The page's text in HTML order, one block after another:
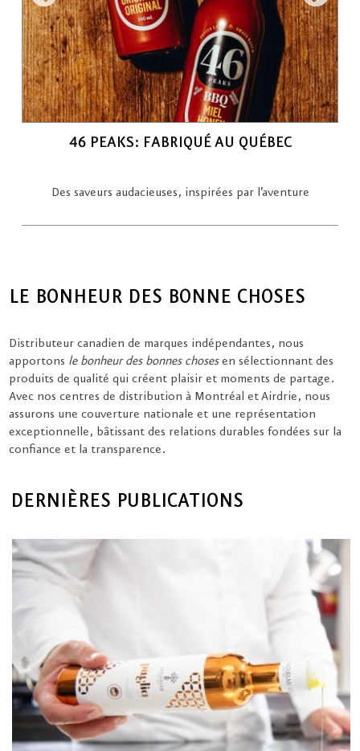
46 PEAKS: FABRIQUÉ AU QUÉBEC
Des saveurs audacieuses, inspirées par l’aventure
LE BONHEUR DES BONNE CHOSES
Distributeur canadien de marques indépendantes, nous
apportons le bonheur des bonnes chosesen sélectionnant des
produits de qualité qui créent plaisir et moments de partage.
Avec nos centres de distribution à Montréal et Airdrie, nous
assurons une couverture nationale et une représentation
exceptionnelle, bâtissant des relations durables fondées sur la
confiance et la transparence.
DERNIÈRES PUBLICATIONS